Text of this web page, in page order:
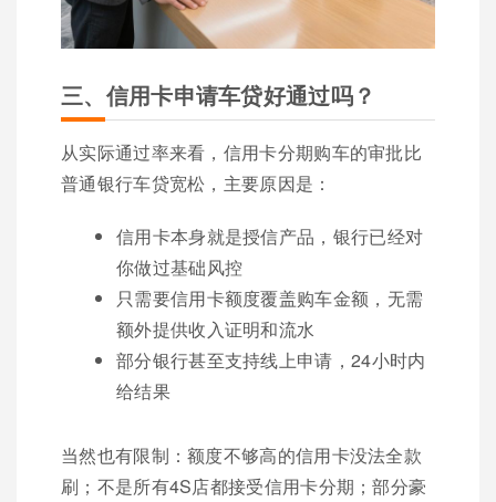
三、信用卡申请车贷好通过吗？
从实际通过率来看，信用卡分期购车的审批比
普通银行车贷宽松，主要原因是：
信用卡本身就是授信产品，银行已经对
你做过基础风控
只需要信用卡额度覆盖购车金额，无需
额外提供收入证明和流水
部分银行甚至支持线上申请，24小时内
给结果
当然也有限制：额度不够高的信用卡没法全款
刷；不是所有4S店都接受信用卡分期；部分豪